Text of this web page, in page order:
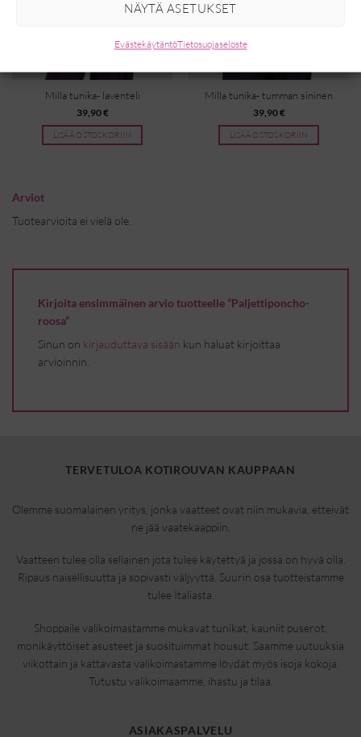
NÄYTÄ ASETUKSET
EvästekäytäntöTietosuojaseloste
Milla tunika- laventeli
39,90€
LISÄÄ OSTOSKORIIN
Milla tunika- tumman sininen
39,90€
LISÄÄ OSTOSKORIIN
Arviot
Tuotearvioita ei vielä ole.
Kirjoita ensimmäinen arvio tuotteelle “Paljettiponcho-
roosa”
Sinun on kirjauduttava sisään kun haluat kirjoittaa
arvioinnin.
TERVETULOA KOTIROUVAN KAUPPAAN
Olemme suomalainen yritys, jonka vaatteet ovat niin mukavia, etteivät
ne jää vaatekaappiin.
Vaatteen tulee olla sellainen jota tulee käytettyä ja jossa on hyvä olla.
Ripaus naisellisuutta ja sopivasti väljyyttä. Suurin osa tuotteistamme
tulee Italiasta.
Shoppaile valikoimastamme mukavat tunikat, kauniit puserot,
monikäyttöiset asusteet ja suosituimmat housut. Saamme uutuuksia
viikottain ja kattavasta valikoimastamme löydät myös isoja kokoja.
Tutustu valikoimaamme, ihastu ja tilaa.
ASIAKASPALVELU